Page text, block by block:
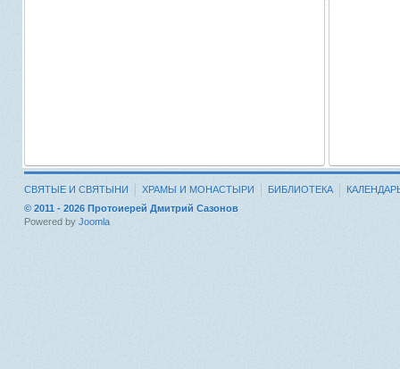
СВЯТЫЕ И СВЯТЫНИ ХРАМЫ И МОНАСТЫРИ БИБЛИОТЕКА
© 2011 - 2026 Протоиерей Дмитрий Сазонов
Powered by Joomla